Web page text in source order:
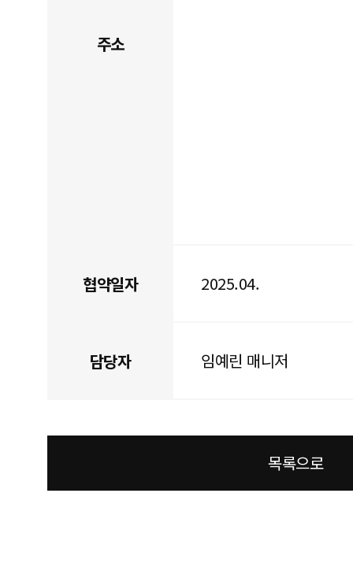
주소
협약일자 2025.04.
담당자 임예린 매니저
목록으로